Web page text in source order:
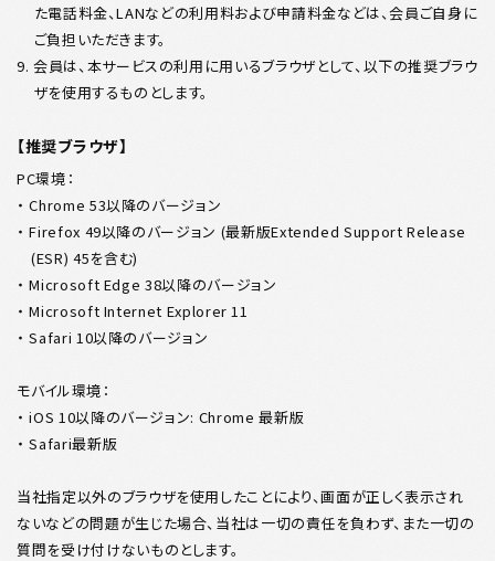
た電話料金、LANなどの利用料および申請料金などは、会員ご自身に
ご負担いただきます。
9. 会員は、本サービスの利用に用いるブラウザとして、以下の推奨ブラウ
ザを使用するものとします。
【推奨ブラウザ】
PC環境：
・ Chrome 53以降のバージョン
・ Firefox 49以降のバージョン (最新版Extended Support Release
(ESR) 45を含む)
・ Microsoft Edge 38以降のバージョン
・ Microsoft Internet Explorer 11
・ Safari 10以降のバージョン
モバイル環境：
・ iOS 10以降のバージョン: Chrome 最新版
・ Safari最新版
当社指定以外のブラウザを使用したことにより、画面が正しく表示され
ないなどの問題が生じた場合、当社は一切の責任を負わず、また一切の
質問を受け付けないものとします。